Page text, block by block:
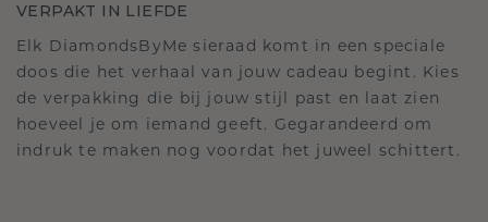
VERPAKT IN LIEFDE
Elk DiamondsByMe sieraad komt in een speciale
doos die het verhaal van jouw cadeau begint. Kies
de verpakking die bij jouw stijl past en laat zien
hoeveel je om iemand geeft. Gegarandeerd om
indruk te maken nog voordat het juweel schittert.